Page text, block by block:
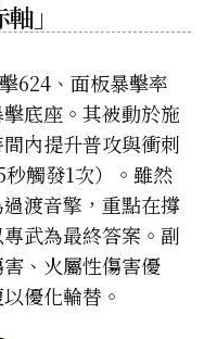
」
624、面板暴擊率
底座。其被動於施
內提升普攻與衝刺
觸發1次）。雖然
渡音擎，重點在撐
武為最終答案。副
、火屬性傷害優
優化輪替。